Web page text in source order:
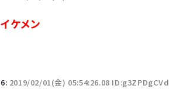
イケメン
6: 2019/02/01(金) 05:54:26.08 ID:g3ZPDgCVd